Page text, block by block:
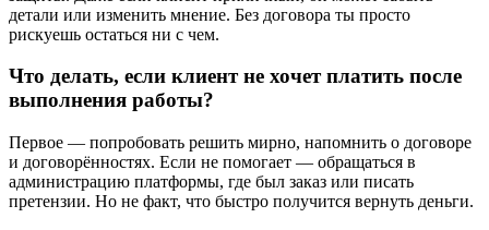
детали или изменить мнение. Без договора ты просто
рискуешь остаться ни с чем.
Что делать, если клиент не хочет платить после
выполнения работы?
Первое — попробовать решить мирно, напомнить о договоре
и договорённостях. Если не помогает — обращаться в
администрацию платформы, где был заказ или писать
претензии. Но не факт, что быстро получится вернуть деньги.